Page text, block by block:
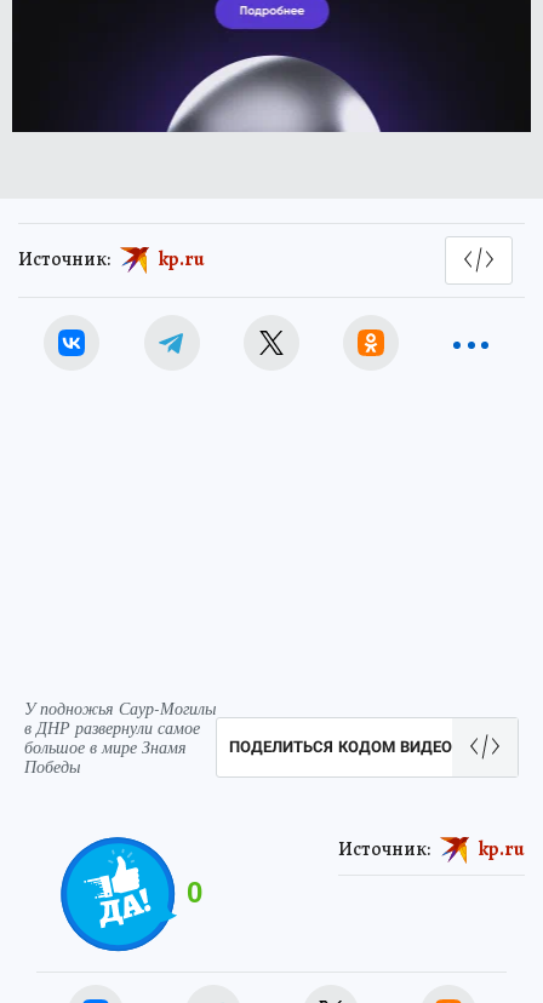
Источник: kp.ru
У подножья Саур-Могилы
в ДНР развернули самое
большое в мире Знамя
Победы
ПОДЕЛИТЬСЯ КОДОМ ВИДЕО
0
Источник: kp.ru